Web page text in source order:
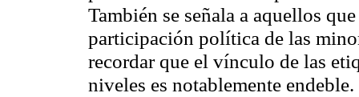
También se señala a aquellos
participación política de las
recordar que el vínculo de las
niveles es notablemente endeble.